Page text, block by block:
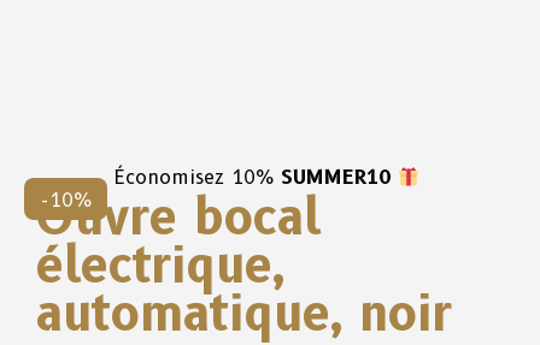
-10%
Économisez 10% SUMMER10
Ouvre bocal
électrique,
automatique, noir